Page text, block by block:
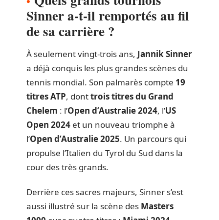
Sinner a-t-il remportés au fil
de sa carrière ?
À seulement vingt-trois ans, Jannik Sinner
a déjà conquis les plus grandes scènes du
tennis mondial. Son palmarès compte 19
titres ATP, donttrois titres du Grand
Chelem : l’Open d’Australie 2024, l’US
Open 2024 et un nouveau triomphe à
l’Open d’Australie 2025. Un parcours qui
propulse l’Italien du Tyrol du Sud dans la
cour des très grands.
Derrière ces sacres majeurs, Sinner s’est
aussi illustré sur la scène des Masters